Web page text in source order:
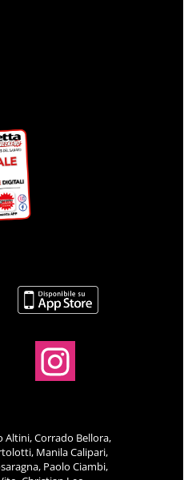
Altini, Corrado Bellora,
Manila Calipari,
Paolo Ciambi,